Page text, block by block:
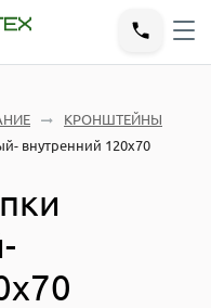
КРОНШТЕЙНЫ
внутренний 120х70